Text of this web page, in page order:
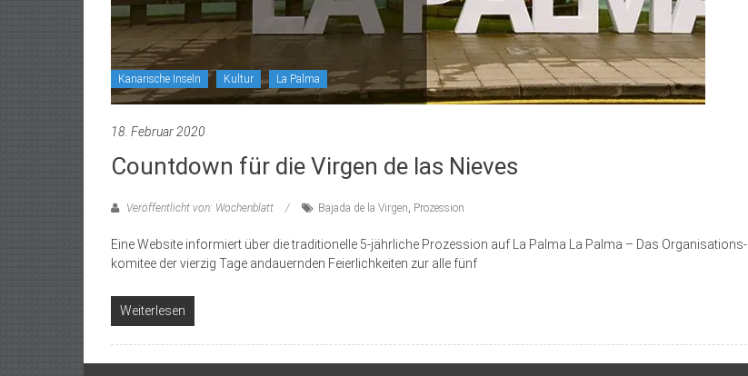
Kanarische Inseln Kultur La Palma
18. Februar 2020
Countdown für die Virgen de las Nieves
Veröffentlicht von: Wochenblatt Bajada de la Virgen, Prozession
Eine Website informiert über die traditionelle 5-jährliche Prozession auf La Palma La Palma – Das Organisations­
ko­mi­tee der vierzig Tage andauernden Feierlichkeiten zur alle fünf
Weiterlesen